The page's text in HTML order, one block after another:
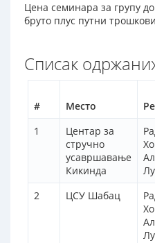
Цена семинара за групу
бруто плус путни трошкови
Списак
# Место
1
Центар за
стручно
усавршавање
Кикинда
2 ЦСУ Шабац